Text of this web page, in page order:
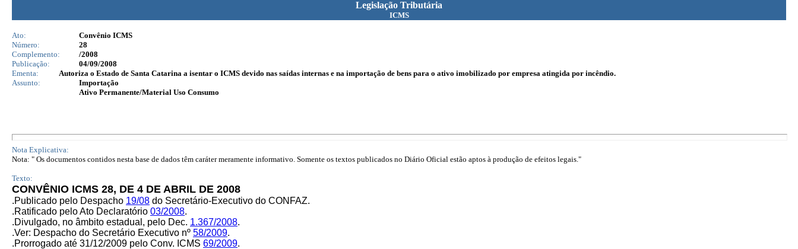
Legislação Tributária
ICMS
Ato:
Convênio ICMS
Número:
28
Complemento:
/2008
Publicação:
04/09/2008
Ementa:
Autoriza o Estado de Santa Catarina a isentar o ICMS devido nas saídas internas e na importação de bens para o ativo imobilizado por empresa atingida por incêndio.
Assunto:
Importação
Ativo Permanente/Material Uso Consumo
Nota Explicativa:
Nota: " Os documentos contidos nesta base de dados têm caráter meramente informativo. Somente os textos publicados no Diário Oficial estão aptos à produção de efeitos legais."
Texto:
CONVÊNIO ICMS 28, DE 4 DE ABRIL DE 2008
.Publicado pelo Despacho 19/08 do Secretário-Executivo do CONFAZ.
.Ratificado pelo Ato Declaratório 03/2008.
.Divulgado, no âmbito estadual, pelo Dec. 1.367/2008.
.Ver: Despacho do Secretário Executivo nº 58/2009.
.Prorrogado até 31/12/2009 pelo Conv. ICMS 69/2009.